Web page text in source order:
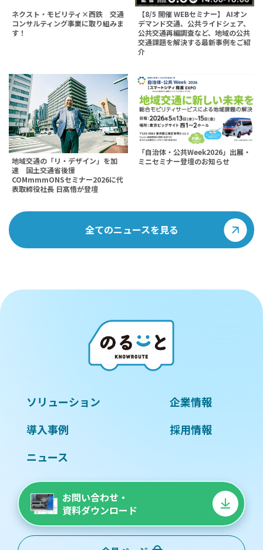
ネクスト・モビリティ×西鉄 交通
コンサルティング事業に取り組みま
す！
【8/5 開催 WEBセミナー】 AIオン
デマンド交通、公共ライドシェア、
公共交通再編調査など、地域の公共
交通課題を解決する最新事例をご紹
介
地域交通の「リ・デザイン」を加
速 国土交通省後援
COMmmmONSセミナー2026に代
表取締役社長 日髙悟が登壇
「自治体・公共Week2026」出展・
ミニセミナー登壇のお知らせ
全てのニュースを見る
ソリューション
導入事例
ニュース
企業情報
採用情報
お問い合わせ・
資料ダウンロード